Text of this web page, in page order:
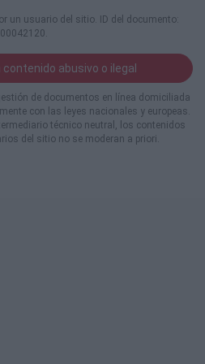
é, revelando o
da maioria dos
União
por "Os
a 1 de junho
divergências
do então Grupo
apoiada pelo Partido
dois que alternava
Decorria a
e a tensão
entre a França
invadiram
completamente
que os franceses,
un usuario del sitio. ID del documento:
00042120.
contenido abusivo o ilegal
de documentos en línea domiciliada
con las leyes nacionales y europeas.
técnico neutral, los contenidos
del sitio no se moderan a priori.